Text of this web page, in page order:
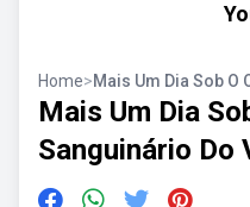
Home>Mais Um Dia Sob
Mais Um Dia
Sanguinário Do